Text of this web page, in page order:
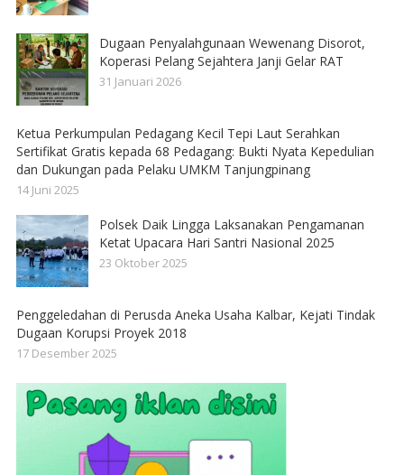
Dugaan Penyalahgunaan Wewenang Disorot,
Koperasi Pelang Sejahtera Janji Gelar RAT
31 Januari 2026
Ketua Perkumpulan Pedagang Kecil Tepi Laut Serahkan
Sertifikat Gratis kepada 68 Pedagang: Bukti Nyata Kepedulian
dan Dukungan pada Pelaku UMKM Tanjungpinang
14 Juni 2025
Polsek Daik Lingga Laksanakan Pengamanan
Ketat Upacara Hari Santri Nasional 2025
23 Oktober 2025
Penggeledahan di Perusda Aneka Usaha Kalbar, Kejati Tindak
Dugaan Korupsi Proyek 2018
17 Desember 2025